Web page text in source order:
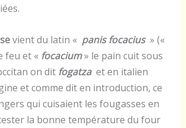
vient du latin « panis focacius» («
feu et « focacium» le pain cuit sous
on dit fogatza et en italien
et comme dit en introduction, ce
qui cuisaient les fougasses en
la bonne température du four